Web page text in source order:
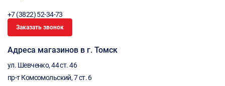
+7 (3822) 52-34-73
Заказать звонок
Адреса магазинов в г. Томск
ул. Шевченко, 44 ст. 46
пр-т Комсомольский, 7 ст. 6